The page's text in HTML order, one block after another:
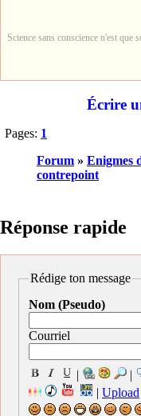
Science sans conscience n'est que
Écrire
Pages: 1
Forum » Enigmes
contrepoint
Réponse rapide
Rédige ton message
Nom (Pseudo)
Courriel
| |
| Upload